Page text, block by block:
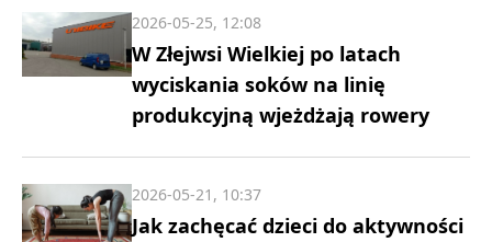
W Złejwsi Wielkiej po latach
wyciskania soków na linię
produkcyjną wjeżdżają rowery
2026-05-25, 12:08
Jak zachęcać dzieci do aktywności
2026-05-21, 10:37